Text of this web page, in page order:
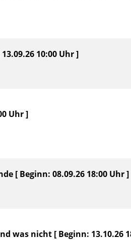
10:00 Uhr ]
Uhr ]
[ Beginn: 08.09.26 18:00 Uhr ]
was nicht [ Beginn: 13.10.26